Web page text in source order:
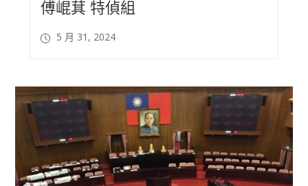
傅崐萁 特偵組
5 月 31, 2024